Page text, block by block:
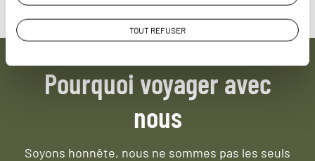
TOUT REFUSER
Pourquoi voyager avec
nous
Soyons honnête, nous ne sommes pas les seuls